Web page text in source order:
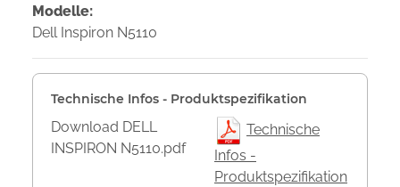
Modelle:
Dell Inspiron N5110
Technische Infos - Produktspezifikation
Download DELL
INSPIRON N5110.pdf
Technische
Infos -
Produktspezifikation